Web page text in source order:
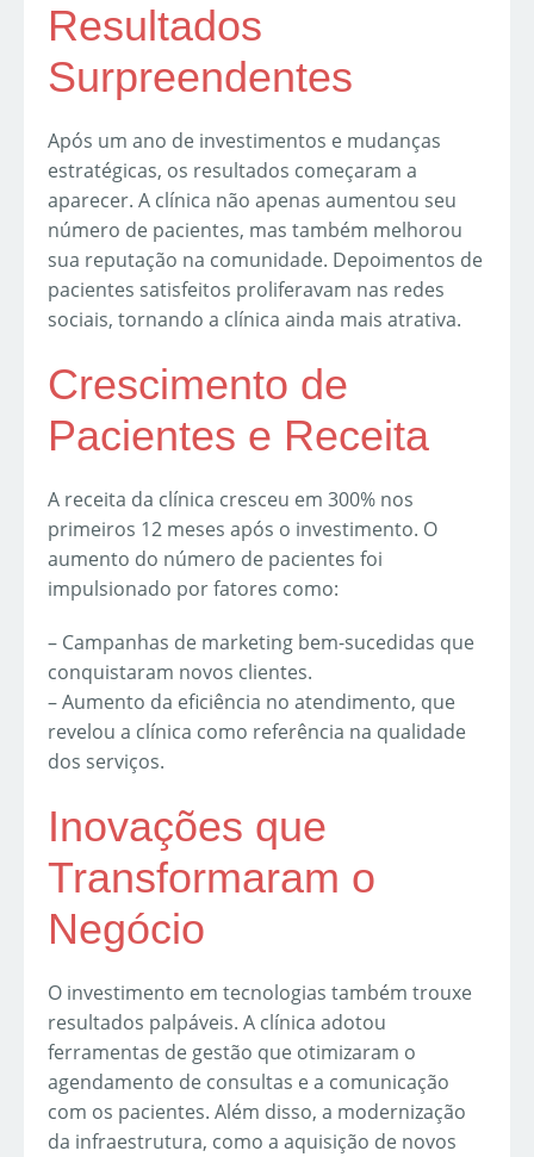
Resultados
Surpreendentes
Após um ano de investimentos e mudanças
estratégicas, os resultados começaram a
aparecer. A clínica não apenas aumentou seu
número de pacientes, mas também melhorou
sua reputação na comunidade. Depoimentos de
pacientes satisfeitos proliferavam nas redes
sociais, tornando a clínica ainda mais atrativa.
Crescimento de
Pacientes e Receita
A receita da clínica cresceu em 300% nos
primeiros 12 meses após o investimento. O
aumento do número de pacientes foi
impulsionado por fatores como:
– Campanhas de marketing bem-sucedidas que
conquistaram novos clientes.
– Aumento da eficiência no atendimento, que
revelou a clínica como referência na qualidade
dos serviços.
Inovações que
Transformaram o
Negócio
O investimento em tecnologias também trouxe
resultados palpáveis. A clínica adotou
ferramentas de gestão que otimizaram o
agendamento de consultas e a comunicação
com os pacientes. Além disso, a modernização
da infraestrutura, como a aquisição de novos